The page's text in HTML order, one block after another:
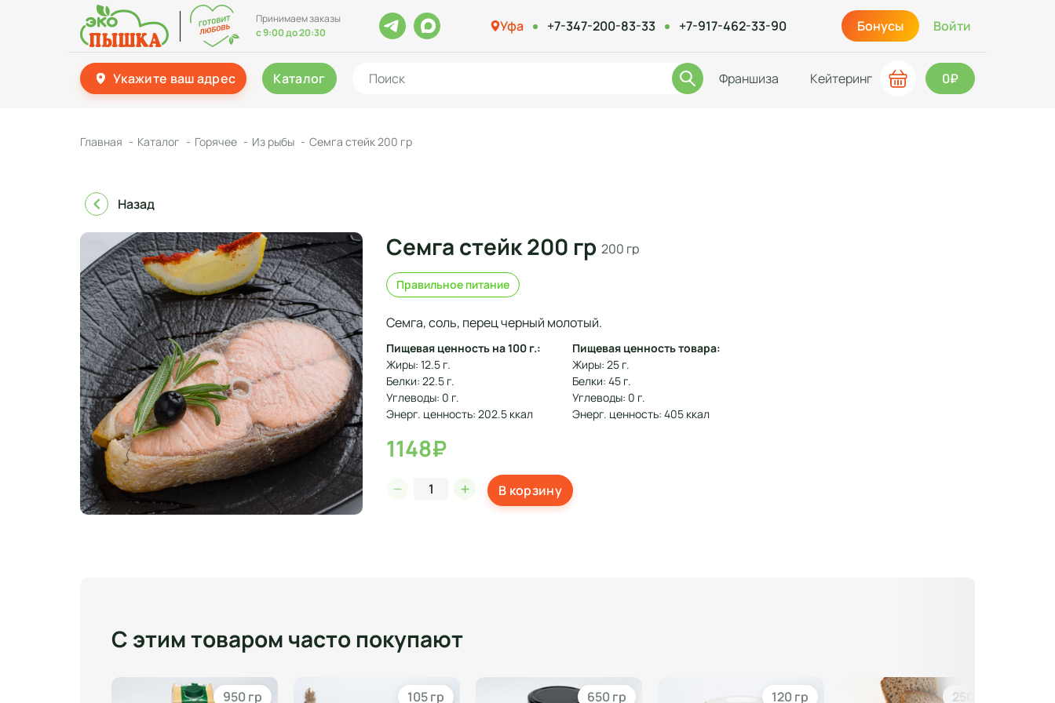
Принимаем заказы
с 9:00 до 20:30
Уфа +7-347-200-83-33 +7-917-462-33-90 Бонусы Войти
Укажите ваш адрес Каталог Франшиза Кейтеринг 0₽
Главная Каталог Горячее Из рыбы Семга стейк 200 гр
Назад
Семга стейк 200 гр 200 гр
Правильное питание
Семга, соль, перец черный молотый.
Пищевая ценность на 100 г.:
Жиры: 12.5 г.
Белки: 22.5 г.
Углеводы: 0 г.
Энерг. ценность: 202.5 ккал
Пищевая ценность товара:
Жиры: 25 г.
Белки: 45 г.
Углеводы: 0 г.
Энерг. ценность: 405 ккал
1148₽
В корзину
С этим товаром часто покупают
950 гр 105 гр 650 гр 120 гр 250 гр